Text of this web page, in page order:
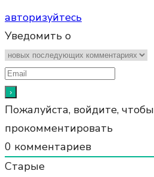
авторизуйтесь
Уведомить о
Пожалуйста, войдите, чтобы
прокомментировать
0 комментариев
Старые